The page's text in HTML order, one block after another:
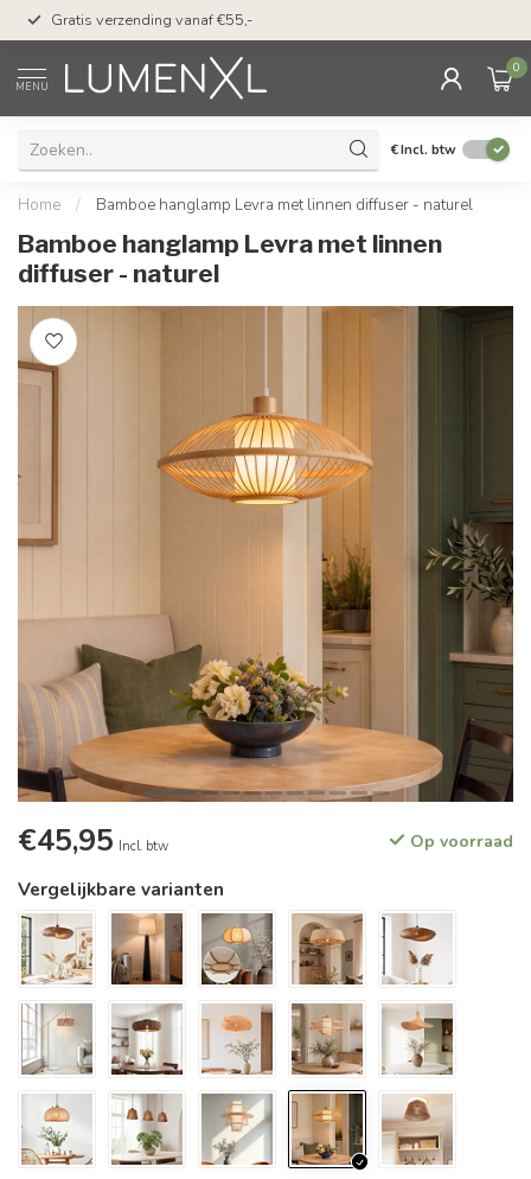
Gratis verzending vanaf €55,-
MENU
0
€Incl. btw
Home / Bamboe hanglamp Levra met linnen diffuser - naturel
Bamboe hanglamp Levra met linnen
diffuser - naturel
€45,95 Incl. btw Op voorraad
Vergelijkbare varianten